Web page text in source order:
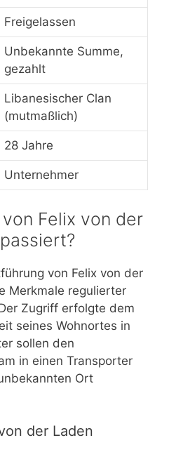
Freigelassen
Unbekannte Summe,
gezahlt
Libanesischer Clan
(mutmaßlich)
28 Jahre
Unternehmer
Felix von der
von Felix von der
Merkmale regulierter
Zugriff erfolgte dem
seines Wohnortes in
sollen den
in einen Transporter
Ort
der Laden